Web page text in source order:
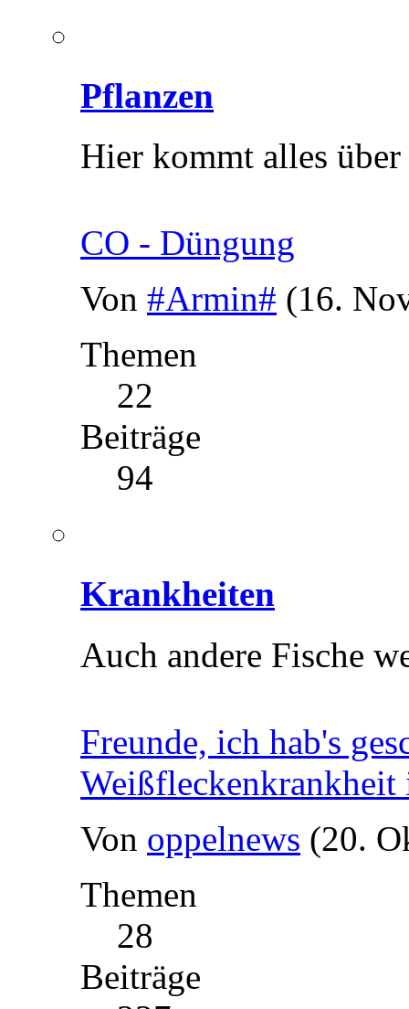
Pflanzen
Hier kommt alles
CO - Düngung
Von #Armin# (16.
Themen
22
Beiträge
94
Krankheiten
Auch andere Fische
Freunde, ich hab's
Weißfleckenkrankheit
Von oppelnews (20.
Themen
28
Beiträge